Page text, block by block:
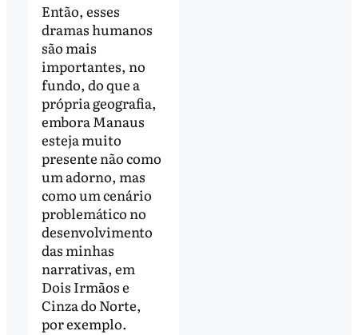
Então, esses
dramas humanos
são mais
importantes, no
fundo, do que a
própria geografia,
embora Manaus
esteja muito
presente não como
um adorno, mas
como um cenário
problemático no
desenvolvimento
das minhas
narrativas, em
Dois Irmãos e
Cinza do Norte,
por exemplo.